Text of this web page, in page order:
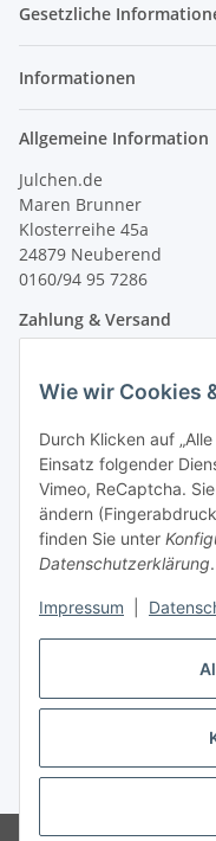
Wie wir Cookies
Durch Klicken auf
Einsatz folgender
Vimeo, ReCaptcha.
ändern
finden Sie unter
Datenschutzerklärung.
Impressum
Gesetzliche
Informationen
Allgemeine Information
Julchen.de
Maren Brunner
Klosterreihe 45a
24879 Neuberend
0160/94 95 7286
Zahlung & Versand
* Alle Preise inkl.